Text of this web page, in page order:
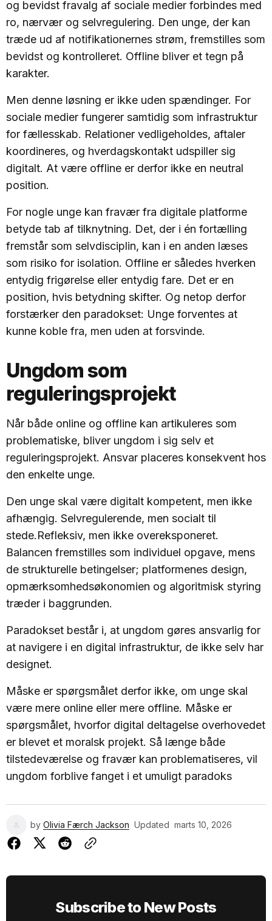
og bevidst fravalg af sociale medier forbindes med
ro, nærvær og selvregulering. Den unge, der kan
træde ud af notifikationernes strøm, fremstilles som
bevidst og kontrolleret. Offline bliver et tegn på
karakter.
Men denne løsning er ikke uden spændinger. For
sociale medier fungerer samtidig som infrastruktur
for fællesskab. Relationer vedligeholdes, aftaler
koordineres, og hverdagskontakt udspiller sig
digitalt. At være offline er derfor ikke en neutral
position.
For nogle unge kan fravær fra digitale platforme
betyde tab af tilknytning. Det, der i én fortælling
fremstår som selvdisciplin, kan i en anden læses
som risiko for isolation. Offline er således hverken
entydig frigørelse eller entydig fare. Det er en
position, hvis betydning skifter. Og netop derfor
forstærker den paradokset: Unge forventes at
kunne koble fra, men uden at forsvinde.
Ungdom som
reguleringsprojekt
Når både online og offline kan artikuleres som
problematiske, bliver ungdom i sig selv et
reguleringsprojekt. Ansvar placeres konsekvent hos
den enkelte unge.
Den unge skal være digitalt kompetent, men ikke
afhængig. Selvregulerende, men socialt til
stede.Refleksiv, men ikke overeksponeret.
Balancen fremstilles som individuel opgave, mens
de strukturelle betingelser; platformenes design,
opmærksomhedsøkonomien og algoritmisk styring
træder i baggrunden.
Paradokset består i, at ungdom gøres ansvarlig for
at navigere i en digital infrastruktur, de ikke selv har
designet.
Måske er spørgsmålet derfor ikke, om unge skal
være mere online eller mere offline. Måske er
spørgsmålet, hvorfor digital deltagelse overhovedet
er blevet et moralsk projekt. Så længe både
tilstedeværelse og fravær kan problematiseres, vil
ungdom forblive fanget i et umuligt paradoks
by Olivia Færch Jackson Updated marts 10, 2026
Subscribe to New Posts